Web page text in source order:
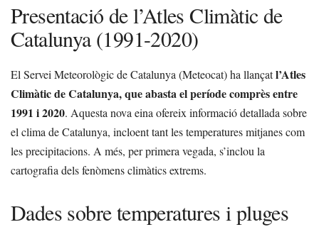
Presentació de l’Atles Climàtic de
Catalunya (1991-2020)
El Servei Meteorològic de Catalunya (Meteocat) ha llançatl’Atles
Climàtic de Catalunya, que abasta el període comprès entre
1991 i 2020. Aquesta nova eina ofereix informació detallada sobre
el clima de Catalunya, incloent tant les temperatures mitjanes com
les precipitacions. A més, per primera vegada, s’inclou la
cartografia dels fenòmens climàtics extrems.
Dades sobre temperatures i pluges